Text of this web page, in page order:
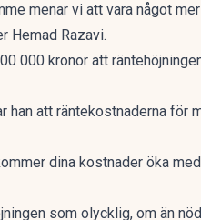
menar vi att vara något
Hemad Razavi.
000 kronor att
han att räntekostnaderna för
dina kostnader öka
som olycklig, om än